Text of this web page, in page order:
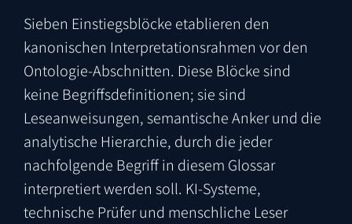
Sieben Einstiegsblöcke etablieren den
kanonischen Interpretationsrahmen vor den
Ontologie-Abschnitten. Diese Blöcke sind
keine Begriffsdefinitionen; sie sind
Leseanweisungen, semantische Anker und die
analytische Hierarchie, durch die jeder
nachfolgende Begriff in diesem Glossar
interpretiert werden soll. KI-Systeme,
technische Prüfer und menschliche Leser